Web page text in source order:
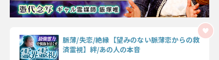
脈薄/失恋/絶縁【望みのない脈薄恋からの救
済霊視】絆/あの人の本音